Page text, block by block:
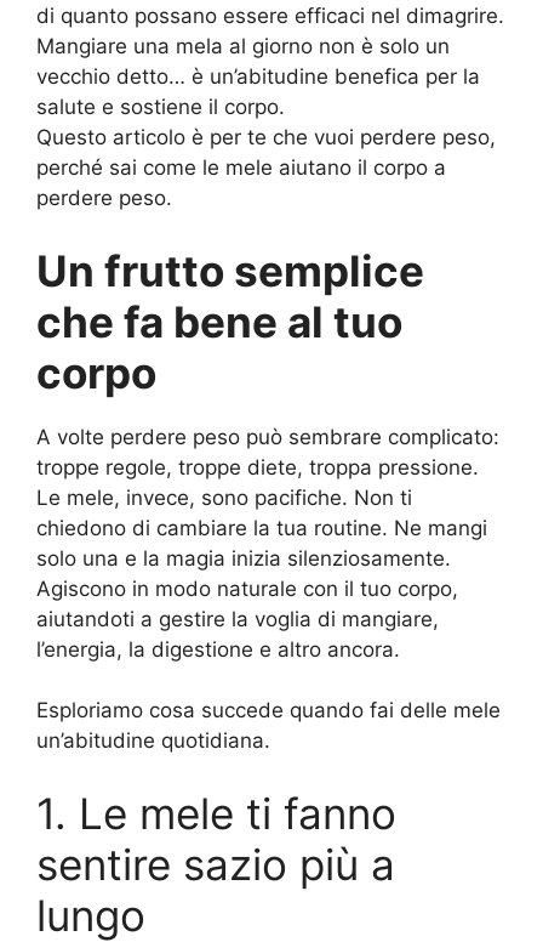
di quanto possano essere efficaci nel dimagrire.
Mangiare una mela al giorno non è solo un
vecchio detto… è un’abitudine benefica per la
salute e sostiene il corpo.
Questo articolo è per te che vuoi perdere peso,
perché sai come le mele aiutano il corpo a
perdere peso.
Un frutto semplice
che fa bene al tuo
corpo
A volte perdere peso può sembrare complicato:
troppe regole, troppe diete, troppa pressione.
Le mele, invece, sono pacifiche. Non ti
chiedono di cambiare la tua routine. Ne mangi
solo una e la magia inizia silenziosamente.
Agiscono in modo naturale con il tuo corpo,
aiutandoti a gestire la voglia di mangiare,
l’energia, la digestione e altro ancora.
Esploriamo cosa succede quando fai delle mele
un’abitudine quotidiana.
1. Le mele ti fanno
sentire sazio più a
lungo